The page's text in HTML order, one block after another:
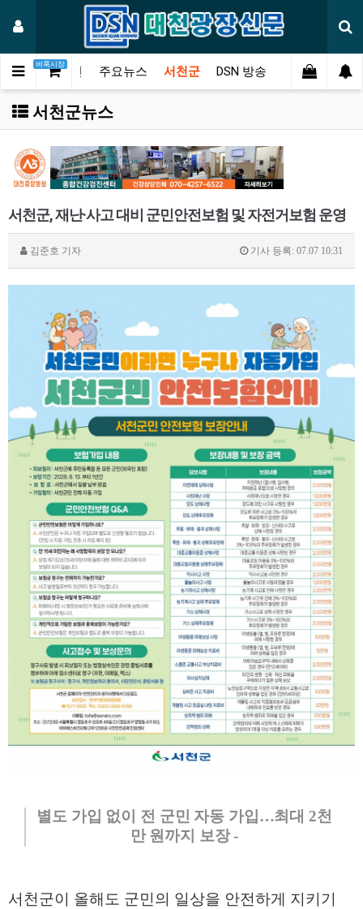
벼룩시장
메인 주요뉴스 서천군 DSN 방송 오피니언 연
서천군뉴스
서천군, 재난·사고 대비 군민안전보험 및 자전거보험 운영
김준호 기자 기사 등록: 07.07 10:31
별도 가입 없이 전 군민 자동 가입 …최대 2천
만 원까지 보장-
서천군이 올해도 군민의 일상을 안전하게 지키기